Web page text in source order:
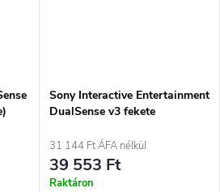
Sony Interactive Entertainment
DualSense v3 fekete
Analóg/Digitális PlayStation 5
31 144 Ft ÁFA nélkül
39 553 Ft
Raktáron